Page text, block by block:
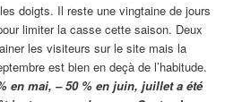
doigts. Il reste une vingtaine de jours
limiter la casse cette saison. Deux
les visiteurs sur le site mais la
est bien en deçà de l’habitude.
en mai, – 50 % en juin, juillet a été